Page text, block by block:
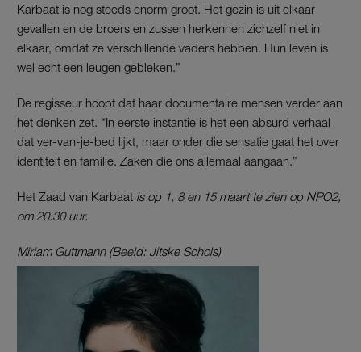
Karbaat is nog steeds enorm groot. Het gezin is uit elkaar
gevallen en de broers en zussen herkennen zichzelf niet in
elkaar, omdat ze verschillende vaders hebben. Hun leven is
wel echt een leugen gebleken.”
De regisseur hoopt dat haar documentaire mensen verder aan
het denken zet. “In eerste instantie is het een absurd verhaal
dat ver-van-je-bed lijkt, maar onder die sensatie gaat het over
identiteit en familie. Zaken die ons allemaal aangaan.”
Het Zaad van Karbaat is op 1, 8 en 15 maart te zien op NPO2,
om 20.30 uur.
Miriam Guttmann (Beeld: Jitske Schols)